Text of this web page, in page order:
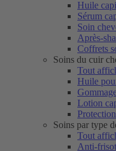
Huile
Sérum
Soin
Après-
Coffrets
Soins du cuir
Tout
Huile
Lotion
Soins par type
Tout
Anti-